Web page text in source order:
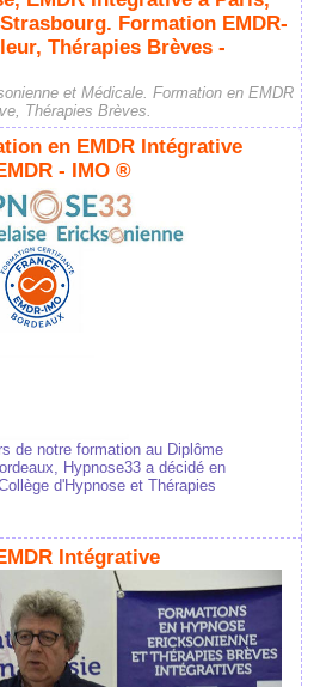
Formation EMDR-
Thérapies Brèves -
et Médicale. Formation en EMDR
Thérapies Brèves.
en EMDR Intégrative
- IMO ®
de notre formation au Diplôme
Hypnose33 a décidé en
d'Hypnose et Thérapies
Intégrative